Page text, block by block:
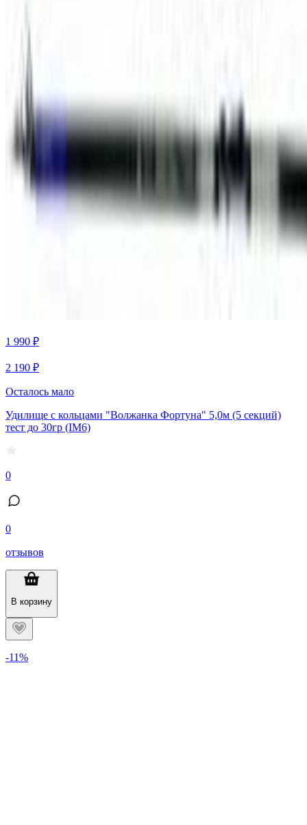
1 990 ₽
2 190 ₽
Осталось мало
Удилище с кольцами "Волжанка Фортуна" 5,0м (5 секций)
тест до 30гр (IM6)
0
0
отзывов
В корзину
-11%